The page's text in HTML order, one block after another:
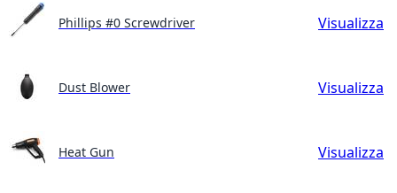
Phillips #0 Screwdriver Visualizza
Dust Blower Visualizza
Heat Gun Visualizza